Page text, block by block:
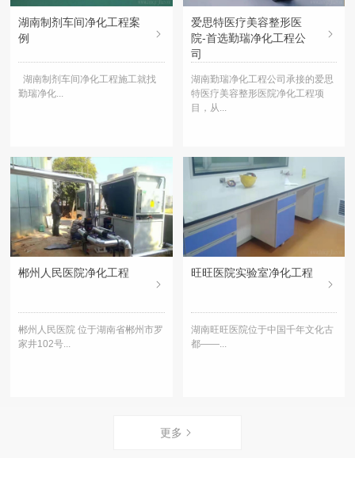
湖南制剂车间净化工程案
例
湖南制剂车间净化工程施工就找
勤瑞净化...
爱思特医疗美容整形医
院-首选勤瑞净化工程公
司
湖南勤瑞净化工程公司承接的爱思
特医疗美容整形医院净化工程项
目，从...
郴州人民医院净化工程
郴州人民医院 位于湖南省郴州市罗
家井102号...
旺旺医院实验室净化工程
湖南旺旺医院位于中国千年文化古
都——...
更多